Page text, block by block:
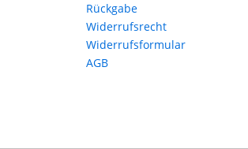
Rückgabe
Widerrufsrecht
Widerrufsformular
AGB